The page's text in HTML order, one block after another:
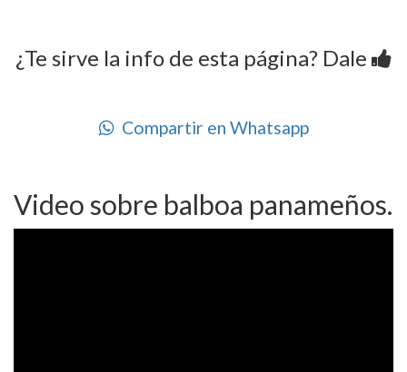
¿Te sirve la info de esta página? Dale
Compartir en Whatsapp
Video sobre balboa panameños.